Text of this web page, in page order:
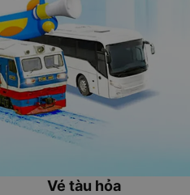
Vé tàu hỏa